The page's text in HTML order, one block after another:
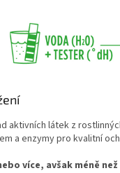
aktivních látek z
a enzymy pro kvalitní
více, avšak méně než